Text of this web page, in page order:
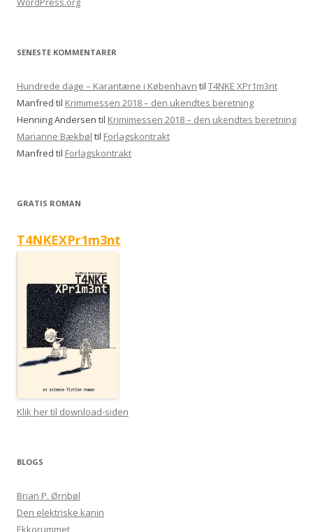
SENESTE KOMMENTARER
Hundrede dage – Karantæne i København til T4NKE XPr1m3nt
Manfred til Krimimessen 2018 – den ukendtes beretning
Henning Andersen til Krimimessen 2018 – den ukendtes beretning
Marianne Bækbøl til Forlagskontrakt
Manfred til Forlagskontrakt
GRATIS ROMAN
T4NKEXPr1m3nt
Klik her til download-siden
BLOGS
Brian P. Ørnbøl
Den elektriske kanin
Ekkorummet